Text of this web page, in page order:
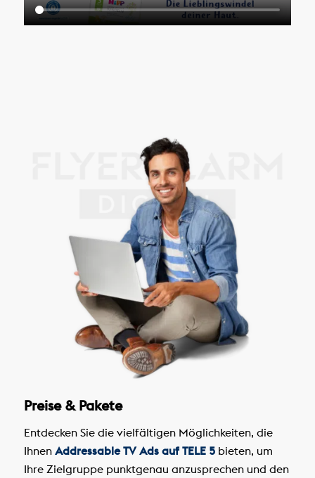
Preise & Pakete
Entdecken Sie die vielfältigen Möglichkeiten, die
IhnenAddressable TV Ads auf TELE 5bieten, um
Ihre Zielgruppe punktgenau anzusprechen und den